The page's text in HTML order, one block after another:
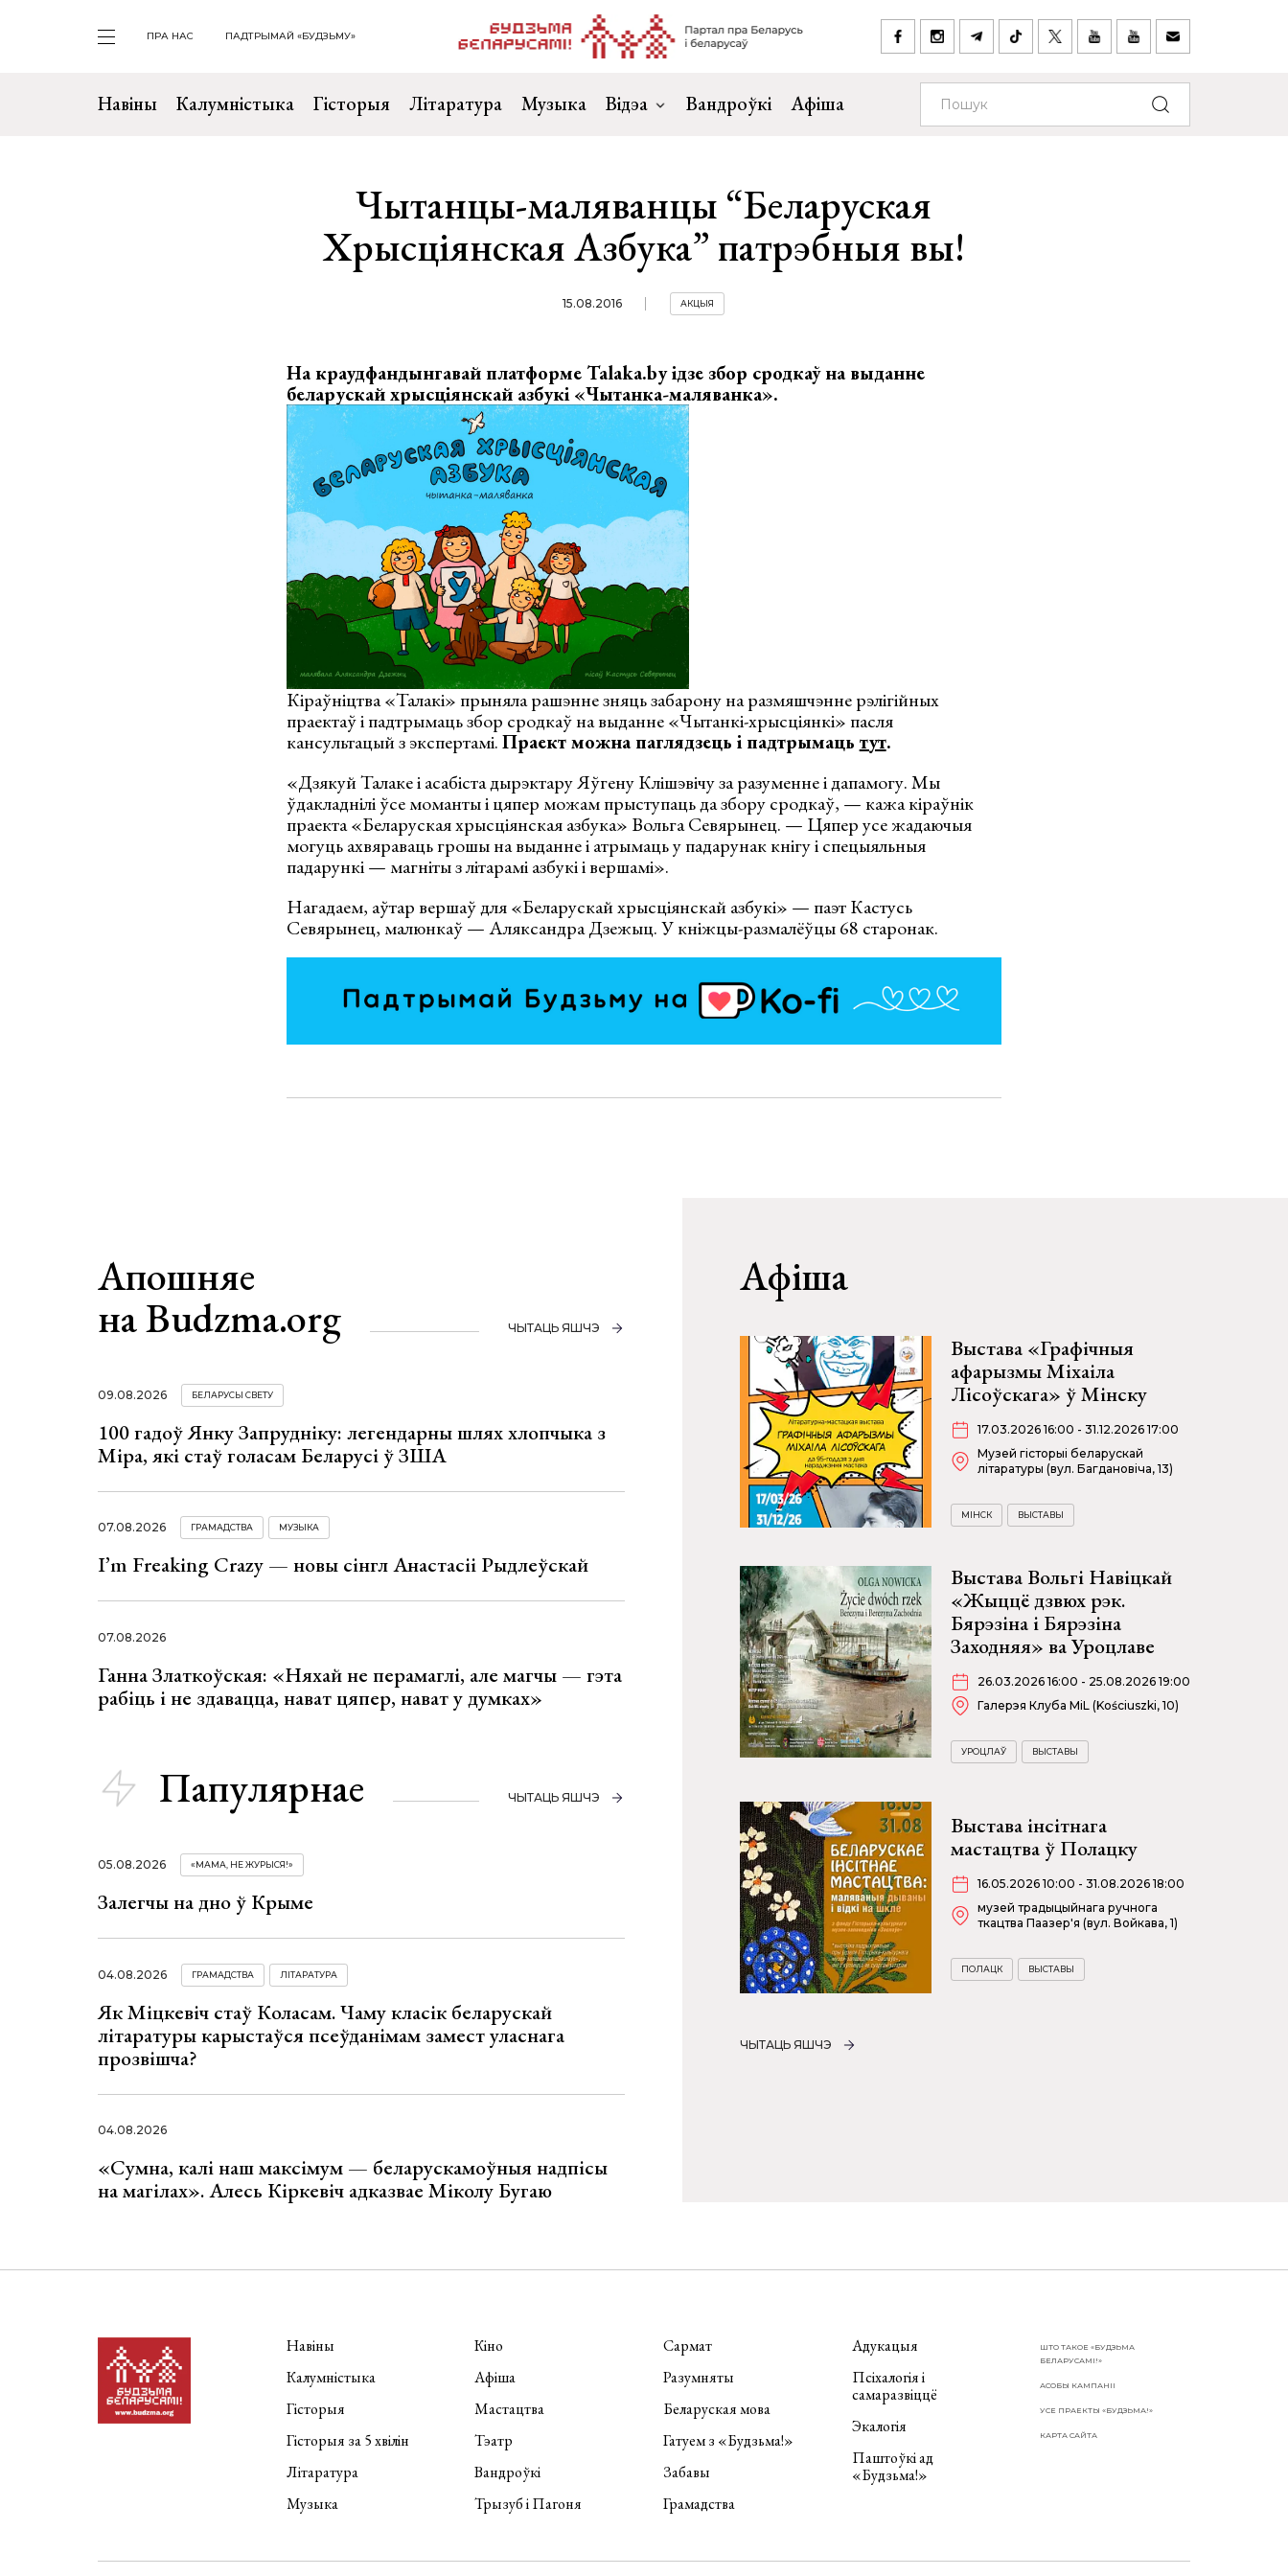
ПРА НАС ПАДТРЫМАЙ «БУДЗЬМУ»
Навіны Калумністыка Гісторыя Літаратура Музыка Відэа Вандроўкі Афіша
Чытанцы-маляванцы “Беларуская
Хрысціянская Азбука” патрэбныя вы!
15.08.2016 АКЦЫЯ
На краудфандынгавай платформе Talaka.by ідзе збор сродкаў на выданне
беларускай хрысціянскай азбукі «Чытанка-маляванка».
Кіраўніцтва «Талакі» прыняла рашэнне зняць забарону на размяшчэнне рэлігійных
праектаў і падтрымаць збор сродкаў на выданне «Чытанкі-хрысціянкі» пасля
кансультацый з экспертамі.Праект можна паглядзець і падтрымаць тут.
«Дзякуй Талаке і асабіста дырэктару Яўгену Клішэвічу за разуменне і дапамогу. Мы
ўдакладнілі ўсе моманты і цяпер можам прыступаць да збору сродкаў, — кажа кіраўнік
праекта «Беларуская хрысціянская азбука» Вольга Севярынец. — Цяпер усе жадаючыя
могуць ахвяраваць грошы на выданне і атрымаць у падарунак кнігу і спецыяльныя
падарункі — магніты з літарамі азбукі і вершамі».
Нагадаем, аўтар вершаў для «Беларускай хрысціянскай азбукі» — паэт Кастусь
Севярынец, малюнкаў — Аляксандра Дзежыц. У кніжцы-размалёўцы 68 старонак.
Апошняе
на Budzma.org
ЧЫТАЦЬ ЯШЧЭ
09.08.2026 БЕЛАРУСЫ СВЕТУ
100 гадоў Янку Запрудніку: легендарны шлях хлопчыка з
Міра, які стаў голасам Беларусі ў ЗША
07.08.2026 ГРАМАДСТВА МУЗЫКА
I’m Freaking Crazy — новы сінгл Анастасіі Рыдлеўскай
07.08.2026
Ганна Златкоўская: «Няхай не перамаглі, але магчы — гэта
рабіць і не здавацца, нават цяпер, нават у думках»
Папулярнае ЧЫТАЦЬ ЯШЧЭ
05.08.2026 «МАМА, НЕ ЖУРЫСЯ!»
Залегчы на дно ў Крыме
04.08.2026 ГРАМАДСТВА ЛІТАРАТУРА
Як Міцкевіч стаў Коласам. Чаму класік беларускай
літаратуры карыстаўся псеўданімам замест уласнага
прозвішча?
04.08.2026
«Сумна, калі наш максімум — беларускамоўныя надпісы
на магілах». Алесь Кіркевіч адказвае Міколу Бугаю
Афіша
Выстава «Графічныя
афарызмы Міхаіла
Лісоўскага» ў Мінску
17.03.2026 16:00 - 31.12.2026 17:00
Музей гісторыі беларускай
літаратуры (вул. Багдановіча, 13)
МІНСК ВЫСТАВЫ
Выстава Вольгі Навіцкай
«Жыццё дзвюх рэк.
Бярэзіна і Бярэзіна
Заходняя» ва Уроцлаве
26.03.2026 16:00 - 25.08.2026 19:00
Галерэя Клуба MiL (Kościuszki, 10)
УРОЦЛАЎ ВЫСТАВЫ
Выстава інсітнага
мастацтва ў Полацку
16.05.2026 10:00 - 31.08.2026 18:00
музей традыцыйнага ручнога
ткацтва Паазер'я (вул. Войкава, 1)
ПОЛАЦК ВЫСТАВЫ
ЧЫТАЦЬ ЯШЧЭ
Навіны
Калумністыка
Гісторыя
Гісторыя за 5 хвілін
Літаратура
Музыка
Кіно
Афіша
Мастацтва
Тэатр
Вандроўкі
Трызуб і Пагоня
Сармат
Разумняты
Беларуская мова
Гатуем з «Будзьма!»
Забавы
Грамадства
Адукацыя
Псіхалогія і
самаразвіццё
Экалогія
Паштоўкі ад
«Будзьма!»
ШТО ТАКОЕ «БУДЗЬМА
БЕЛАРУСАМІ!»
АСОБЫ КАМПАНІІ
УСЕ ПРАЕКТЫ «БУДЗЬМА!»
КАРТА САЙТА